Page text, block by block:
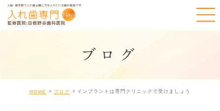
ブログ
HOME ブログ インプラントは専門クリニックで受けましょう